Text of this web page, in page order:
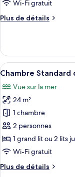
chambre :
double
Wi-Fi gratuit
Plus de détails
Plus
Chambre
Standard
double
Afficher
toutes
les
photos
pour
ce
type
de
chambre :
Chambre
11
Chambre Standard
Vue sur la mer
24 m²
1 chambre
2 personnes
1 grand lit ou 2 lits
Wi-Fi gratuit
Plus de détails
Plus